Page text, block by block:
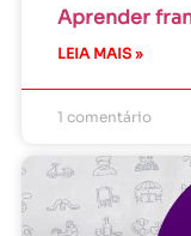
Aprender
LEIA MAIS »
1 comentário